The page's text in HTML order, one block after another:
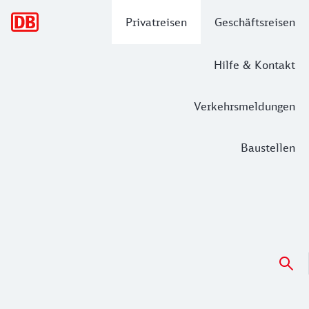
Privatreisen Geschäftsreisen
Hilfe & Kontakt
Verkehrsmeldungen
Baustellen